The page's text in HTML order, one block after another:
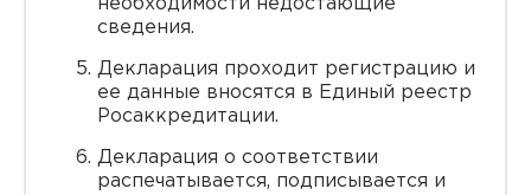
необходимости недостающие
сведения.
Декларация проходит регистрацию и
ее данные вносятся в Единый реестр
Росаккредитации.
Декларация о соответствии
распечатывается, подписывается и